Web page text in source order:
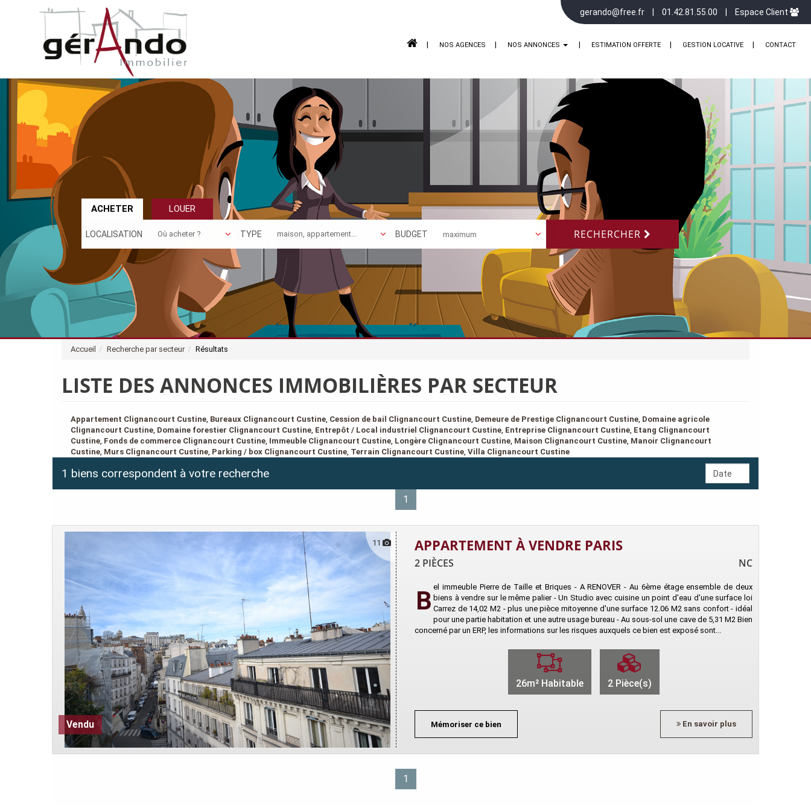
gerando@free.fr 01.42.81.55.00 Espace Client
NOS AGENCES NOS ANNONCES ESTIMATION OFFERTE GESTION LOCATIVE CONTACT
ACHETER LOUER
LOCALISATION TYPE BUDGET RECHERCHER
Accueil Recherche par secteur Résultats
LISTE DES ANNONCES IMMOBILIÈRES PAR SECTEUR
Appartement Clignancourt Custine, Bureaux Clignancourt Custine, Cession de bail Clignancourt Custine, Demeure de Prestige Clignancourt Custine, Domaine agricole
Clignancourt Custine, Domaine forestier Clignancourt Custine, Entrepôt / Local industriel Clignancourt Custine, Entreprise Clignancourt Custine, Etang Clignancourt
Custine, Fonds de commerce Clignancourt Custine, Immeuble Clignancourt Custine, Longère Clignancourt Custine, Maison Clignancourt Custine, Manoir Clignancourt
Custine, Murs Clignancourt Custine, Parking / box Clignancourt Custine, Terrain Clignancourt Custine, Villa Clignancourt Custine
1 biens correspondent à votre recherche
1
11
Vendu
APPARTEMENT À VENDRE PARIS
2 PIÈCES NC
B el immeuble Pierre de Taille et Briques - A RENOVER - Au 6ème étage ensemble de deux
biens à vendre sur le même palier - Un Studio avec cuisine un point d'eau d'une surface loi
Carrez de 14,02 M2 - plus une pièce mitoyenne d'une surface 12.06 M2 sans confort - idéal
pour une partie habitation et une autre usage bureau - Au sous-sol une cave de 5,31 M2 Bien
concerné par un ERP, les informations sur les risques auxquels ce bien est exposé sont...
26m² Habitable 2 Pièce(s)
Mémoriser ce bien En savoir plus
1